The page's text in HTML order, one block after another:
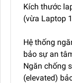
Kích thước
(vừa Laptop
Hệ thống
bảo sự an
Ngăn chống
(elevated)